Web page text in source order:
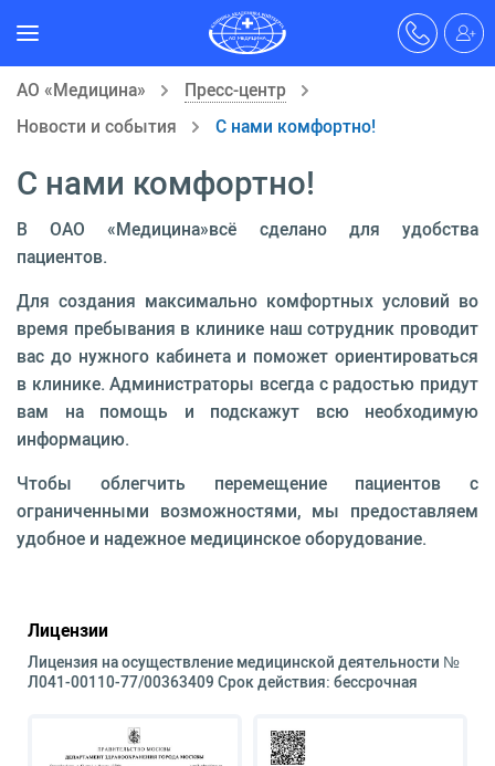
АО «Медицина»
Пресс-центр
Новости и события
С нами комфортно!
С нами комфортно!
В ОАО «Медицина»всё сделано для удобства
пациентов.
Для создания максимально комфортных условий во
время пребывания в клинике наш сотрудник проводит
вас до нужного кабинета и поможет ориентироваться
в клинике. Администраторы всегда с радостью придут
вам на помощь и подскажут всю необходимую
информацию.
Чтобы облегчить перемещение пациентов с
ограниченными возможностями, мы предоставляем
удобное и надежное медицинское оборудование.
Лицензии
Лицензия на осуществление медицинской деятельности №
Л041-00110-77/00363409 Срок действия: бессрочная